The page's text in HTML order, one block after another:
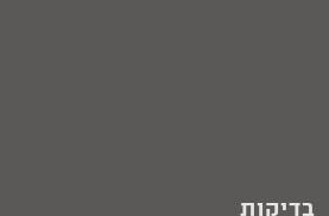
בדיקות